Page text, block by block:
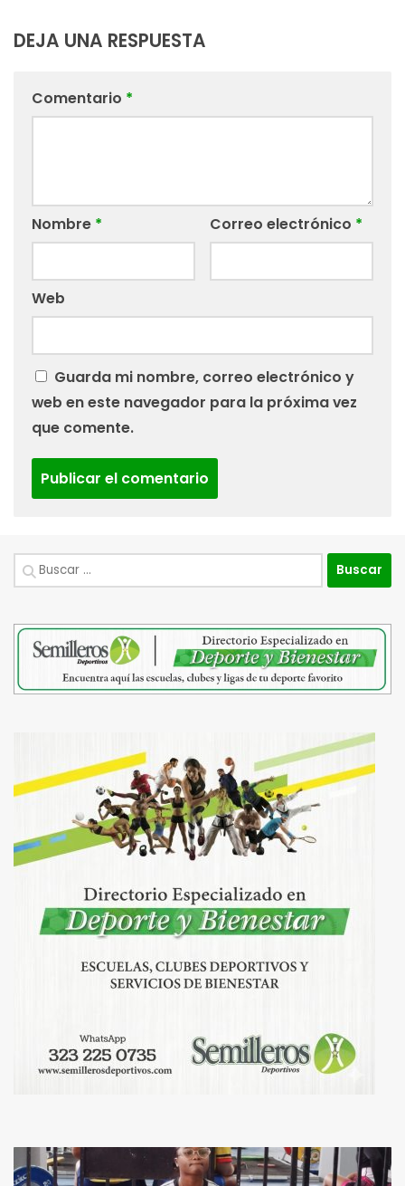
DEJA UNA RESPUESTA
Comentario *
Nombre * Correo electrónico *
Web
Guarda mi nombre, correo electrónico y
web en este navegador para la próxima vez
que comente.
Buscar: